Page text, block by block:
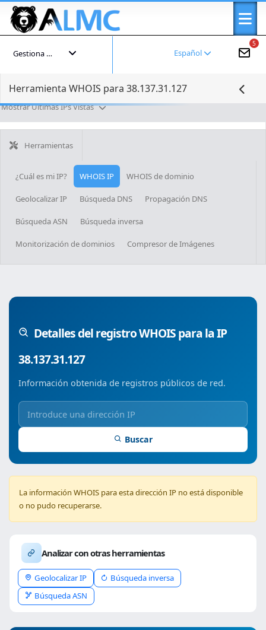
5
Español
Gestiona tu cuenta
Herramienta WHOIS para 38.137.31.127
Mostrar Últimas IPs Vistas
Herramientas
¿Cuál es mi IP? WHOIS IP WHOIS de dominio
Geolocalizar IP Búsqueda DNS Propagación DNS
Búsqueda ASN Búsqueda inversa
Monitorización de dominios Compresor de Imágenes
Detalles del registro WHOIS para la IP
38.137.31.127
Información obtenida de registros públicos de red.
Buscar
La información WHOIS para esta dirección IP no está disponible
o no pudo recuperarse.
Analizar con otras herramientas
Geolocalizar IP
Búsqueda inversa
Búsqueda ASN